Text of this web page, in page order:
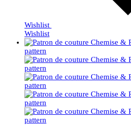
Wishlist
Wishlist